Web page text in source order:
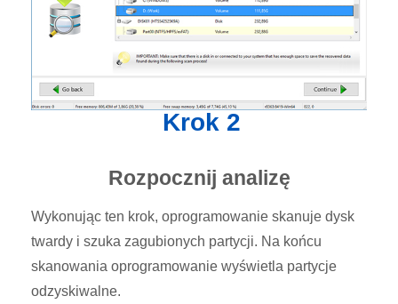
Krok 2
Rozpocznij analizę
Wykonując ten krok, oprogramowanie skanuje dysk
twardy i szuka zagubionych partycji. Na końcu
skanowania oprogramowanie wyświetla partycje
odzyskiwalne.